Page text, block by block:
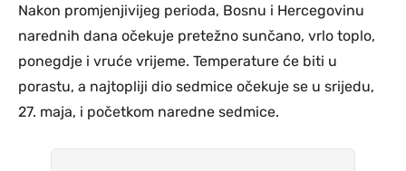
Nakon promjenjivijeg perioda, Bosnu i Hercegovinu
narednih dana očekuje pretežno sunčano, vrlo toplo,
ponegdje i vruće vrijeme. Temperature će biti u
porastu, a najtopliji dio sedmice očekuje se u srijedu,
27. maja, i početkom naredne sedmice.